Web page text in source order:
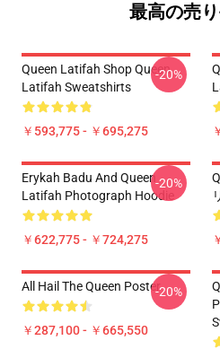
最高の売
Queen Latifah Shop Queen
Latifah Sweatshirts
￥593,775 - ￥695,275
-20%
Erykah Badu And Queen
Latifah Photograph Hoodie
￥622,775 - ￥724,275
-20%
All Hail The Queen Poster
￥287,100 - ￥665,550
-20%